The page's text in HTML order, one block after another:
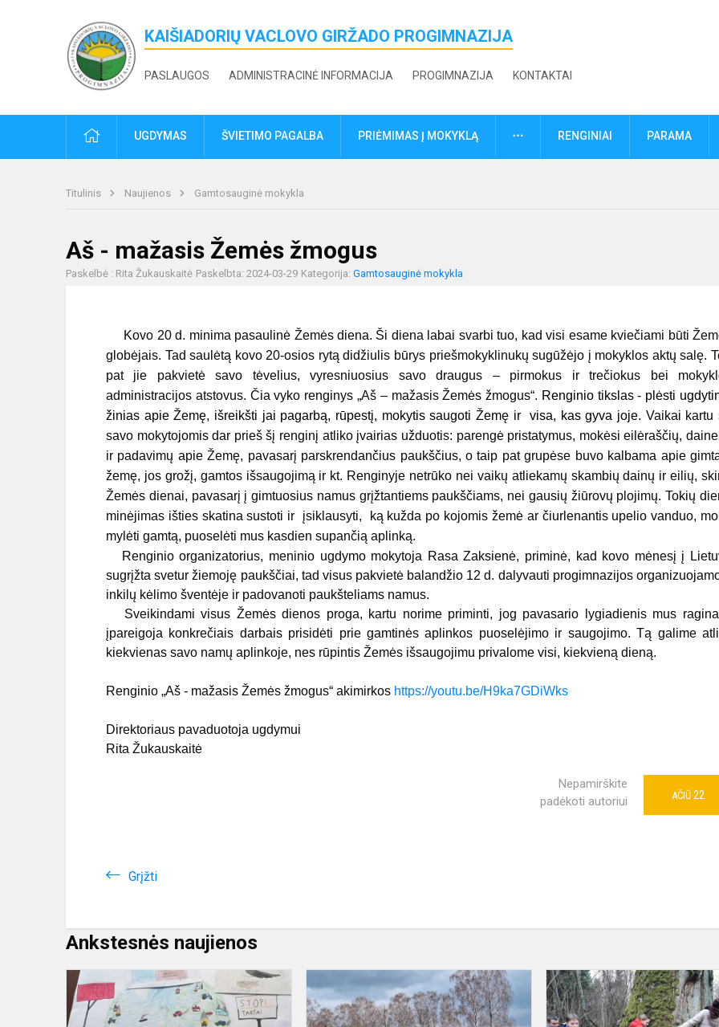
KAIŠIADORIŲ VACLOVO GIRŽADO PROGIMNAZIJA
PASLAUGOS ADMINISTRACINĖ INFORMACIJA PROGIMNAZIJA KONTAKTAI
PRADŽIAUGDYMAS ŠVIETIMO PAGALBA PRIĖMIMAS Į MOKYKLĄ DAUGIAURENGINIAI PARAMA
Titulinis Naujienos Gamtosauginė mokykla
Aš - mažasis Žemės žmogus
Paskelbė : Rita Žukauskaitė Paskelbta: 2024-03-29 Kategorija: Gamtosauginė mokykla
Kovo 20 d. minima pasaulinė Žemės diena. Ši diena labai svarbi tuo, kad visi esame kviečiami būti
globėjais. Tad saulėtą kovo 20-osios rytą didžiulis būrys priešmokyklinukų sugūžėjo į mokyklos aktų salę.
pat jie pakvietė savo tėvelius, vyresniuosius savo draugus – pirmokus ir trečiokus bei
administracijos atstovus. Čia vyko renginys „Aš – mažasis Žemės žmogus“. Renginio tikslas - plėsti
žinias apie Žemę, išreikšti jai pagarbą, rūpestį, mokytis saugoti Žemę ir visa, kas gyva joje. Vaikai kartu
savo mokytojomis dar prieš šį renginį atliko įvairias užduotis: parengė pristatymus, mokėsi eilėraščių,
ir padavimų apie Žemę, pavasarį parskrendančius paukščius, o taip pat grupėse buvo kalbama apie
žemę, jos grožį, gamtos išsaugojimą ir kt. Renginyje netrūko nei vaikų atliekamų skambių dainų ir eilių,
Žemės dienai, pavasarį į gimtuosius namus grįžtantiems paukščiams, nei gausių žiūrovų plojimų. Tokių
minėjimas išties skatina sustoti ir įsiklausyti, ką kužda po kojomis žemė ar čiurlenantis upelio vanduo,
mylėti gamtą, puoselėti mus kasdien supančią aplinką.
Renginio organizatorius, meninio ugdymo mokytoja Rasa Zaksienė, priminė, kad kovo mėnesį į
sugrįžta svetur žiemoję paukščiai, tad visus pakvietė balandžio 12 d. dalyvauti progimnazijos
inkilų kėlimo šventėje ir padovanoti paukšteliams namus.
Sveikindami visus Žemės dienos proga, kartu norime priminti, jog pavasario lygiadienis mus
įpareigoja konkrečiais darbais prisidėti prie gamtinės aplinkos puoselėjimo ir saugojimo. Tą galime
kiekvienas savo namų aplinkoje, nes rūpintis Žemės išsaugojimu privalome visi, kiekvieną dieną.
Renginio „Aš - mažasis Žemės žmogus“ akimirkos https://youtu.be/H9ka7GDiWks
Direktoriaus pavaduotoja ugdymui
Rita Žukauskaitė
Nepamirškite
padėkoti autoriui
AČIŪ 22
Grįžti
Ankstesnės naujienos
mums
tiesia
Žygis
,,Apkabinkim
Žemę"